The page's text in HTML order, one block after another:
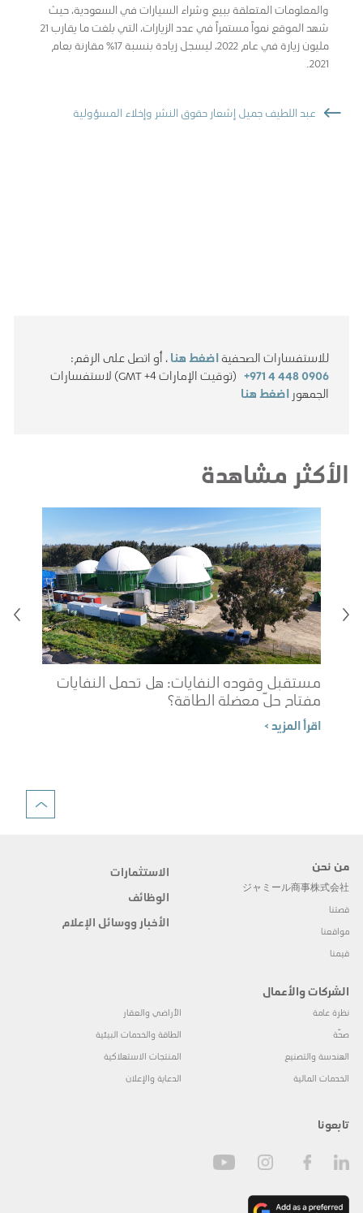
والمعلومات المتعلقة ببيع وشراء السيارات في السعودية، حيث
شهد الموقع نمواً مستمراً في عدد الزيارات، التي بلغت ما يقارب 21
مليون زيارة في عام 2022، ليسجل زيادة بنسبة 17% مقارنة بعام
2021.
عبد اللطيف جميل إشعار حقوق النشر وإخلاء المسؤولية
للاستفسارات الصحفيةاضغط هنا، أو اتصل على الرقم:
+971 4 448 0906
(توقيت الإمارات GMT +4) لاستفسارات
الجمهور اضغط هنا
الأكثر مشاهدة
مستقبل وقوده النفايات: هل تحمل النفايات
مفتاح حلّ معضلة الطاقة؟
اقرأ المزيد >
من نحن
ジャミール商事株式会社
قصتنا
مواقعنا
قيمنا
الاستثمارات
الوظائف
الأخبار ووسائل الإعلام
الشركات والأعمال
نظرة عامة
صحّة
الهندسة والتصنيع
الخدمات المالية
الأراضي والعقار
الطاقة والخدمات البيئية
المنتجات الاستهلاكية
الدعاية والإعلان
تابعونا